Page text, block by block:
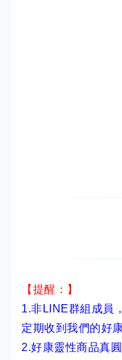
【提醒：】
1.非LINE群組成員，
定期收到我們的好
2.好康靈性商品真